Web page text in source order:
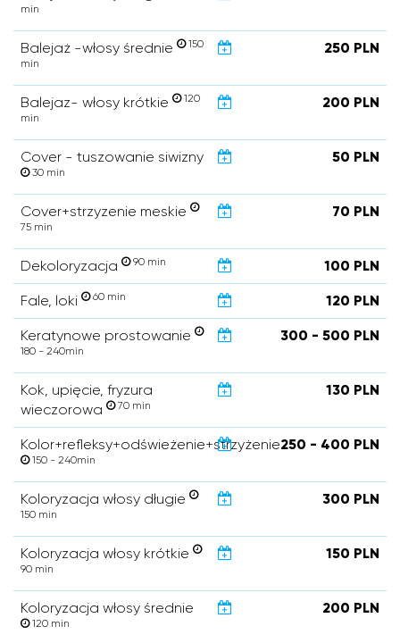
min
Balejaż -włosy średnie
150
min
250 PLN
Balejaz- włosy krótkie
120
min
200 PLN
Cover - tuszowanie siwizny
30 min
50 PLN
Cover+strzyzenie meskie
75 min
70 PLN
Dekoloryzacja 90 min 100 PLN
Fale, loki 60 min 120 PLN
Keratynowe prostowanie
180 - 240min
300 - 500 PLN
Kok, upięcie, fryzura
wieczorowa
70 min
130 PLN
Kolor+refleksy+odświeżenie+strzyżenie
150 - 240min
250 - 400 PLN
Koloryzacja włosy długie
150 min
300 PLN
Koloryzacja włosy krótkie
90 min
150 PLN
Koloryzacja włosy średnie
120 min
200 PLN